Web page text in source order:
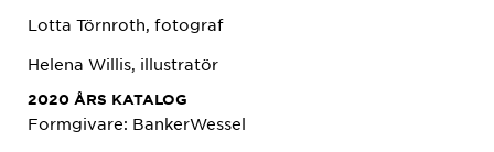
Lotta Törnroth, fotograf
Helena Willis, illustratör
2020 ÅRS KATALOG
Formgivare: BankerWessel